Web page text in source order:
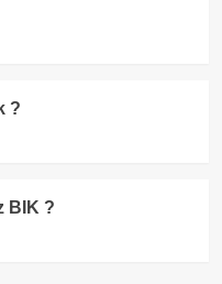
?
BIK ?